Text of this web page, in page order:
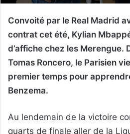
Convoité par le Real Madrid
contrat cet été, Kylian
d’affiche chez les Merengue.
Tomas Roncero, le Parisien
premier temps pour
Benzema.
Au lendemain de la victoire
quarts de finale aller de la